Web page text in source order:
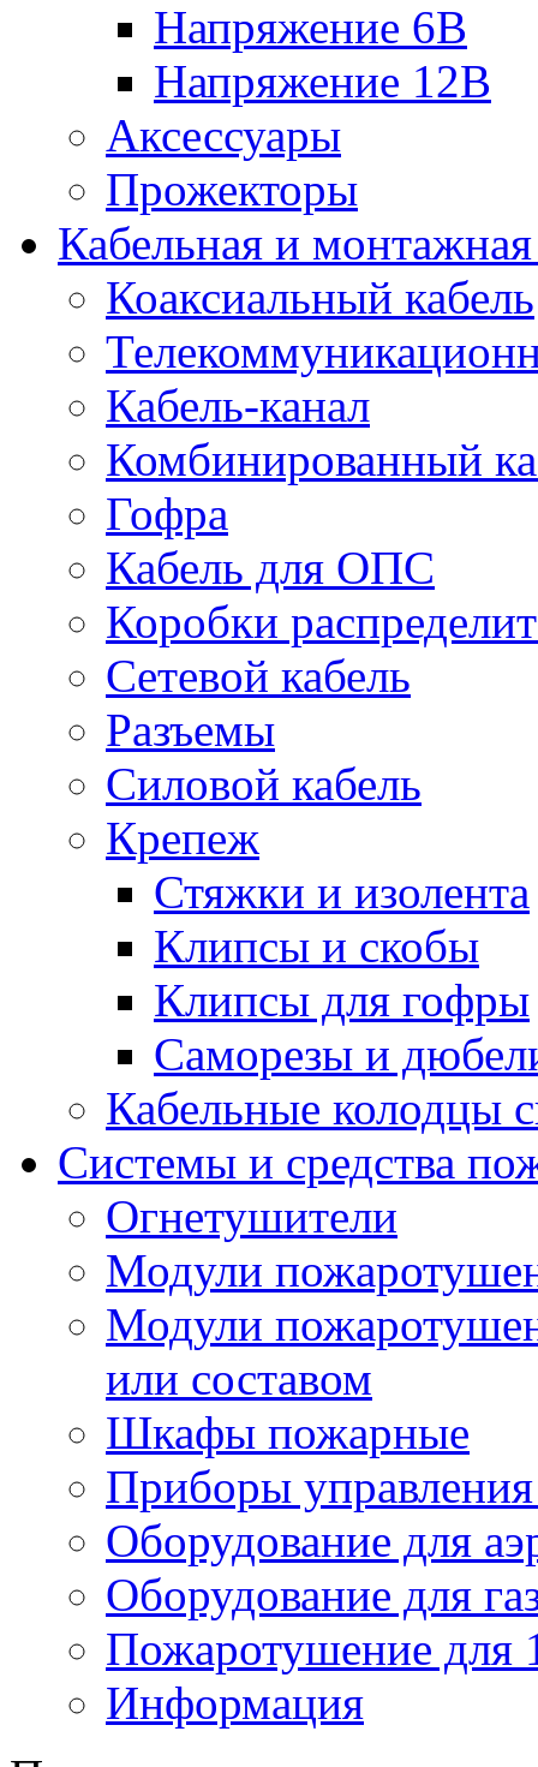
Напряжение 6В
Напряжение 12В
Аксессуары
Прожекторы
Кабельная и
Коаксиальный кабель
Кабель-канал
Комбинированный
Гофра
Кабель для ОПС
Коробки
Сетевой кабель
Разъемы
Силовой кабель
Крепеж
Стяжки и изолента
Клипсы и скобы
Клипсы для гофры
Саморезы и
Кабельные колодцы
Системы и средства
Огнетушители
Модули
Модули
или составом
Шкафы пожарные
Приборы
Оборудование для
Оборудование для
Пожаротушение для
Информация